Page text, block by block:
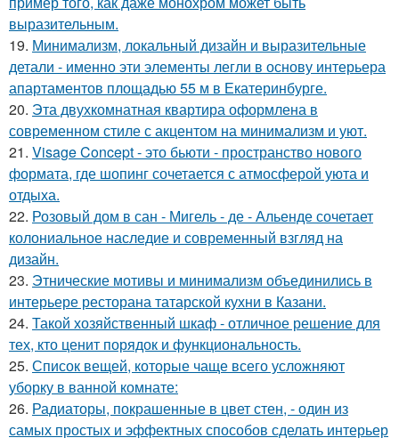
выразительным.
19. Минимализм, локальный дизайн и выразительные
детали - именно эти элементы легли в основу интерьера
апартаментов площадью 55 м в Екатеринбурге.
20. Эта двухкомнатная квартира оформлена в
современном стиле с акцентом на минимализм и уют.
21. Visage Concept - это бьюти - пространство нового
формата, где шопинг сочетается с атмосферой уюта и
отдыха.
22. Розовый дом в сан - Мигель - де - Альенде сочетает
колониальное наследие и современный взгляд на
дизайн.
23. Этнические мотивы и минимализм объединились в
интерьере ресторана татарской кухни в Казани.
24. Такой хозяйственный шкаф - отличное решение для
тех, кто ценит порядок и функциональность.
25. Список вещей, которые чаще всего усложняют
уборку в ванной комнате:
26. Радиаторы, покрашенные в цвет стен, - один из
самых простых и эффектных способов сделать интерьер